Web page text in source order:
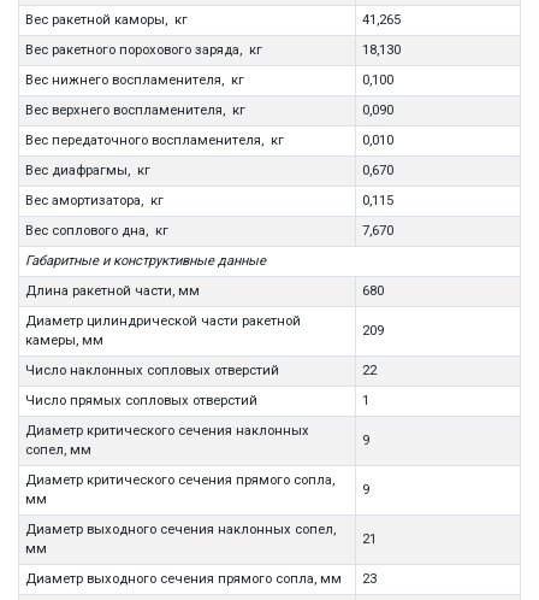
Вес ракетной каморы, кг
41,265
Вес ракетного порохового заряда, кг
18,130
Вес нижнего воспламенителя, кг
0,100
Вес верхнего воспламенителя, кг
0,090
Вес передаточного воспламенителя, кг
0,010
Вес диафрагмы, кг
0,670
Вес амортизатора, кг
0,115
Вес соплового дна, кг
7,670
Габаритные и конструктивные данные
Длина ракетной части, мм
680
Диаметр цилиндрической части ракетной
камеры, мм
209
Число наклонных сопловых отверстий
22
Число прямых сопловых отверстий
1
Диаметр критического сечения наклонных
сопел, мм
9
Диаметр критического сечения прямого сопла,
мм
9
Диаметр выходного сечения наклонных сопел,
мм
21
Диаметр выходного сечения прямого сопла, мм
23